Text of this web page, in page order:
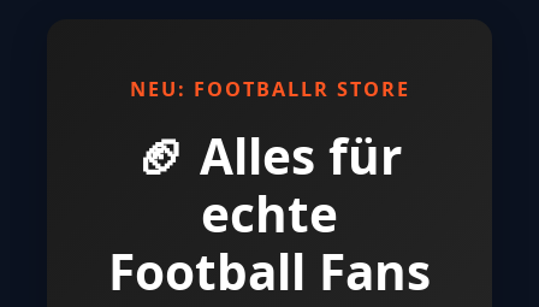
NEU: FOOTBALLR STORE
🏈 Alles für
echte
Football Fans